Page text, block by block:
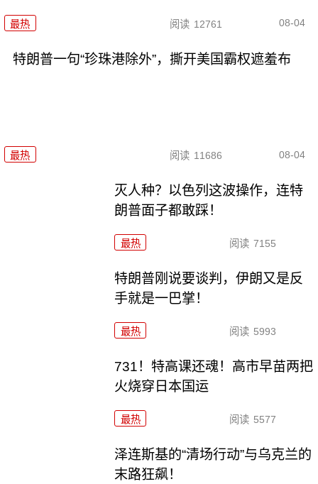
最热 阅读 12761 08-04
特朗普一句“珍珠港除外”，撕开美国霸权遮羞布
最热 阅读 11686 08-04
灭人种？以色列这波操作，连特
朗普面子都敢踩！
最热 阅读 7155
特朗普刚说要谈判，伊朗又是反
手就是一巴掌！
最热 阅读 5993
731！特高课还魂！高市早苗两把
火烧穿日本国运
最热 阅读 5577
泽连斯基的“清场行动”与乌克兰的
末路狂飙！